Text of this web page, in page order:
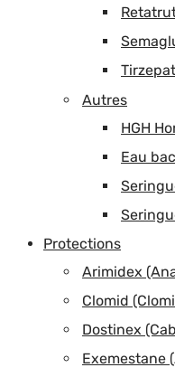
Autres
HGH
Eau
Protections
Arimidex
Clomid
Dostinex
Exemestane